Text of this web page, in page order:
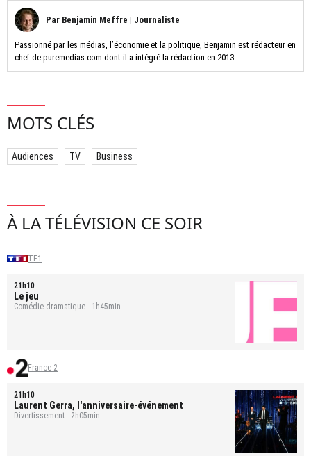
Par Benjamin Meffre | Journaliste
Passionné par les médias, l’économie et la politique, Benjamin est rédacteur en
chef de puremedias.com dont il a intégré la rédaction en 2013.
MOTS CLÉS
Audiences TV Business
À LA TÉLÉVISION CE SOIR
TF1
21h10
Le jeu
Comédie dramatique - 1h45min.
France 2
21h10
Laurent Gerra, l'anniversaire-événement
Divertissement - 2h05min.